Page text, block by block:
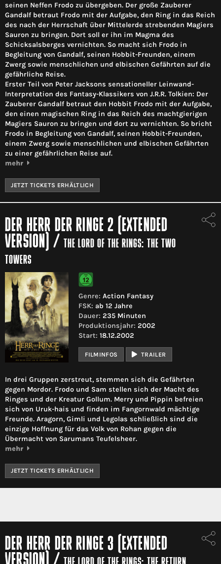
seinen Neffen Frodo zu übergeben. Der große Zauberer
Gandalf betraut Frodo mit der Aufgabe, den Ring in das Reich
des nach der Herrschaft über Mittelerde strebenden Magiers
Sauron zu bringen. Dort soll er ihn im Magma des
Schicksalsberges vernichten. So macht sich Frodo in
Begleitung von Gandalf, seinen Hobbit-Freunden, einem
Zwerg sowie menschlichen und elbischen Gefährten auf die
gefährliche Reise.
Erster Teil von Peter Jacksons sensationeller Leinwand-
Interpretation des Fantasy-Klassikers von J.R.R. Tolkien: Der
Zauberer Gandalf betraut den Hobbit Frodo mit der Aufgabe,
den einen magischen Ring in das Reich des machtgierigen
Magiers Sauron zu bringen und dort zu vernichten. So bricht
Frodo in Begleitung von Gandalf, seinen Hobbit-Freunden,
einem Zwerg sowie menschlichen und elbischen Gefährten
zu einer gefährlichen Reise auf.
mehr
JETZT TICKETS ERHÄLTLICH
DER HERR DER RINGE 2 (EXTENDED
VERSION) / THE LORD OF THE RINGS: THE TWO
TOWERS
Genre: Action Fantasy
FSK: ab 12 Jahre
Dauer: 235 Minuten
Produktionsjahr: 2002
Start: 18.12.2002
FILMINFOS TRAILER
In drei Gruppen zerstreut, stemmen sich die Gefährten
gegen Mordor. Frodo und Sam stellen sich der Macht des
Ringes und der Kreatur Gollum. Merry und Pippin befreien
sich von Uruk-hais und finden im Fangornwald mächtige
Freunde. Aragorn, Gimli und Legolas schließlich sind die
einzige Hoffnung für das Volk von Rohan gegen die
Übermacht von Sarumans Teufelsheer.
mehr
JETZT TICKETS ERHÄLTLICH
DER HERR DER RINGE 3 (EXTENDED